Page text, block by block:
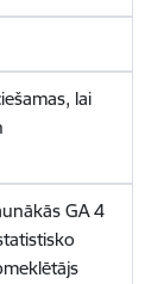
lai
GA 4